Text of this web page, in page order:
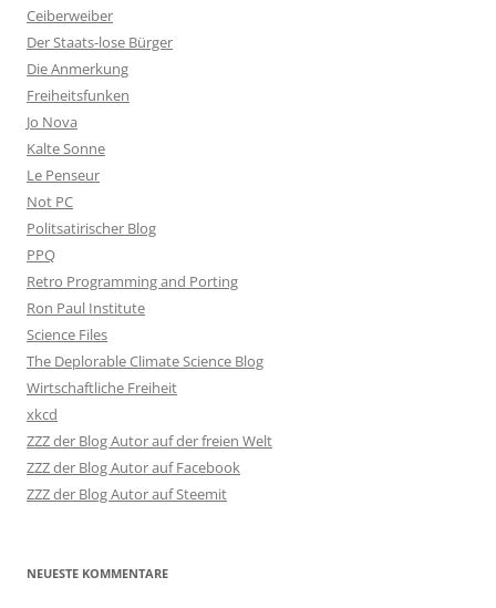
Ceiberweiber
Der Staats-lose Bürger
Die Anmerkung
Freiheitsfunken
Jo Nova
Kalte Sonne
Le Penseur
Not PC
Politsatirischer Blog
PPQ
Retro Programming and Porting
Ron Paul Institute
Science Files
The Deplorable Climate Science Blog
Wirtschaftliche Freiheit
xkcd
ZZZ der Blog Autor auf der freien Welt
ZZZ der Blog Autor auf Facebook
ZZZ der Blog Autor auf Steemit
NEUESTE KOMMENTARE